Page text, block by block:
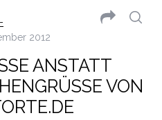
2012
ANSTATT BL
VON DEI